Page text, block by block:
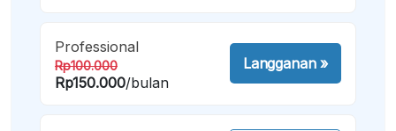
Professional
Rp100.000
Rp150.000/bulan
Langganan»